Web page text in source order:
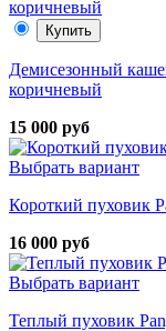
Купить
Демисезонный
коричневый
15 000 руб
Выбрать вариант
Короткий пуховик
16 000 руб
Выбрать вариант
Теплый пуховик